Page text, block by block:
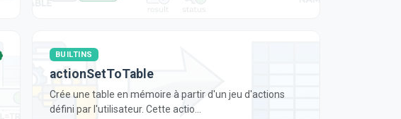
BUILTINS
actionSetToTable
Crée une table en mémoire à partir d'un jeu d'actions
défini par l'utilisateur. Cette actio...